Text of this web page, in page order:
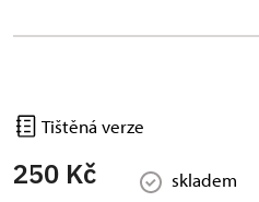
Tištěná verze
250 Kč skladem